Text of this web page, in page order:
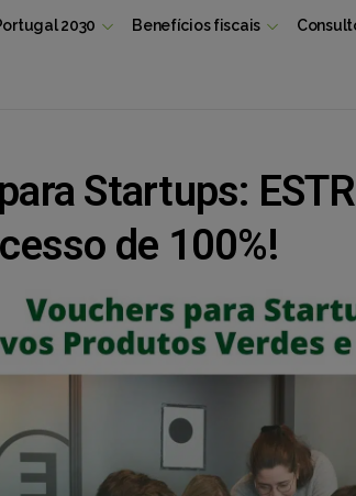
2030 Benefícios fiscais
Startups:
de 100%!